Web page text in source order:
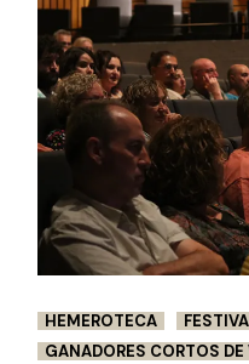
HEMEROTECA
GANADORES CORTOS DE